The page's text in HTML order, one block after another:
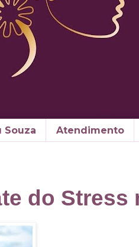
Souza Atendimento
do Stress